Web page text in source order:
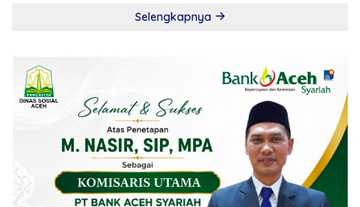
Selengkapnya